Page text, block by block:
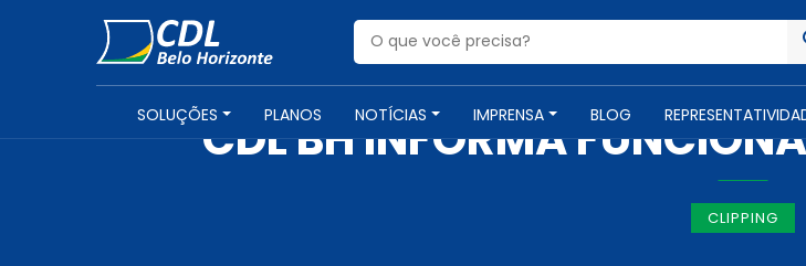
SOLUÇÕES PLANOS NOTÍCIAS IMPRENSA BLOG
IMPRENSA -6 DE
CDL BH INFORMA
CLIPPING